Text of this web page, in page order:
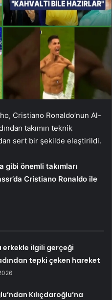
Cristiano Ronaldo’nun Al-
takımın teknik
sert bir şekilde eleştirildi.
gibi önemli takımları
Cristiano Ronaldo ile
erkekle ilgili gerçeği
tepki çeken hareket
Kılıçdaroğlu’na